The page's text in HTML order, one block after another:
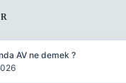
AV ne demek ?